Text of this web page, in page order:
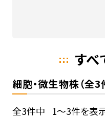
す
細胞・微生物株（全3
全3件中 1～3件を表